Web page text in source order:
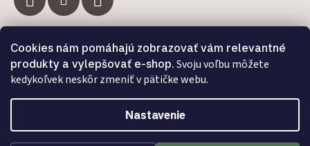
Cookies nám pomáhajú zobrazovať vám relevantné
produkty a vylepšovať e-shop. Svoju voľbu môžete
kedykoľvek neskôr zmeniť v pätičke webu.
Nastavenie
Facebook
Bamboo.sk